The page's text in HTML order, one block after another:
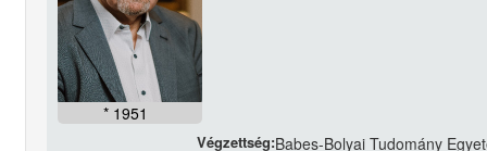
* 1951
Végzettség:Babes-Bolyai Tudomány